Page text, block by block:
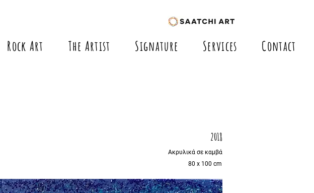
Rock Art The Artist Signature Services Contact
2018
Ακρυλικά σε καμβά
80 x 100 cm